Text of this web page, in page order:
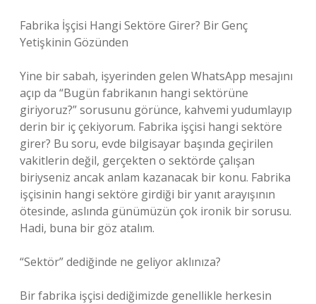
Fabrika İşçisi Hangi Sektöre Girer? Bir Genç
Yetişkinin Gözünden
Yine bir sabah, işyerinden gelen WhatsApp mesajını
açıp da “Bugün fabrikanın hangi sektörüne
giriyoruz?” sorusunu görünce, kahvemi yudumlayıp
derin bir iç çekiyorum. Fabrika işçisi hangi sektöre
girer? Bu soru, evde bilgisayar başında geçirilen
vakitlerin değil, gerçekten o sektörde çalışan
biriyseniz ancak anlam kazanacak bir konu. Fabrika
işçisinin hangi sektöre girdiği bir yanıt arayışının
ötesinde, aslında günümüzün çok ironik bir sorusu.
Hadi, buna bir göz atalım.
“Sektör” dediğinde ne geliyor aklınıza?
Bir fabrika işçisi dediğimizde genellikle herkesin